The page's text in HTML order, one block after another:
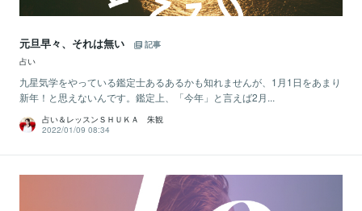
元旦早々、それは無い
記事
占い
九星気学をやっている鑑定士あるあるかも知れませんが、1月1日をあまり
新年！と思えないんです。鑑定上、「今年」と言えば2月...
占い＆レッスンＳＨＵＫＡ 朱観
2022/01/09 08:34